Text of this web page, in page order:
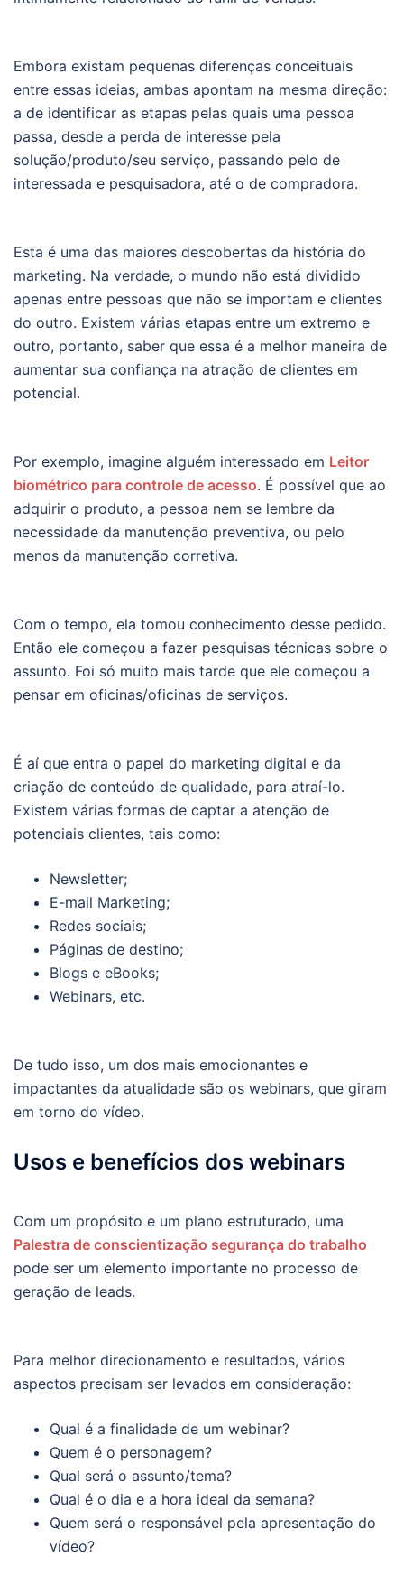
Embora existam pequenas diferenças conceituais
entre essas ideias, ambas apontam na mesma direção:
a de identificar as etapas pelas quais uma pessoa
passa, desde a perda de interesse pela
solução/produto/seu serviço, passando pelo de
interessada e pesquisadora, até o de compradora.
Esta é uma das maiores descobertas da história do
marketing. Na verdade, o mundo não está dividido
apenas entre pessoas que não se importam e clientes
do outro. Existem várias etapas entre um extremo e
outro, portanto, saber que essa é a melhor maneira de
aumentar sua confiança na atração de clientes em
potencial.
Por exemplo, imagine alguém interessado em Leitor
biométrico para controle de acesso. É possível que ao
adquirir o produto, a pessoa nem se lembre da
necessidade da manutenção preventiva, ou pelo
menos da manutenção corretiva.
Com o tempo, ela tomou conhecimento desse pedido.
Então ele começou a fazer pesquisas técnicas sobre o
assunto. Foi só muito mais tarde que ele começou a
pensar em oficinas/oficinas de serviços.
É aí que entra o papel do marketing digital e da
criação de conteúdo de qualidade, para atraí-lo.
Existem várias formas de captar a atenção de
potenciais clientes, tais como:
Newsletter;
E-mail Marketing;
Redes sociais;
Páginas de destino;
Blogs e eBooks;
Webinars, etc.
De tudo isso, um dos mais emocionantes e
impactantes da atualidade são os webinars, que giram
em torno do vídeo.
Usos e benefícios dos webinars
Com um propósito e um plano estruturado, uma
Palestra de conscientização segurança do trabalho
pode ser um elemento importante no processo de
geração de leads.
Para melhor direcionamento e resultados, vários
aspectos precisam ser levados em consideração:
Qual é a finalidade de um webinar?
Quem é o personagem?
Qual será o assunto/tema?
Qual é o dia e a hora ideal da semana?
Quem será o responsável pela apresentação do
vídeo?